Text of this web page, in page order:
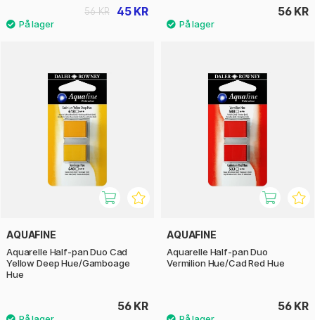
45 KR
56 KR 56 KR
AQUAFINE
Aquarelle Half-pan Duo Cad
Yellow Deep Hue/Gamboage
Hue
56 KR
AQUAFINE
Aquarelle Half-pan Duo
Vermilion Hue/Cad Red Hue
56 KR